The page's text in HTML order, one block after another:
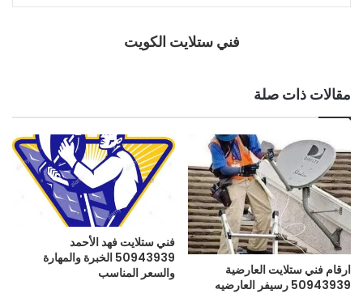
فني ستلايت الكويت
مقالات ذات صلة
ارقام فني ستلايت العارضية
50943939 رسيفر العارضيه
فني ستلايت فهد الأحمد
50943939 الخبرة والمهارة
والسعر المناسب